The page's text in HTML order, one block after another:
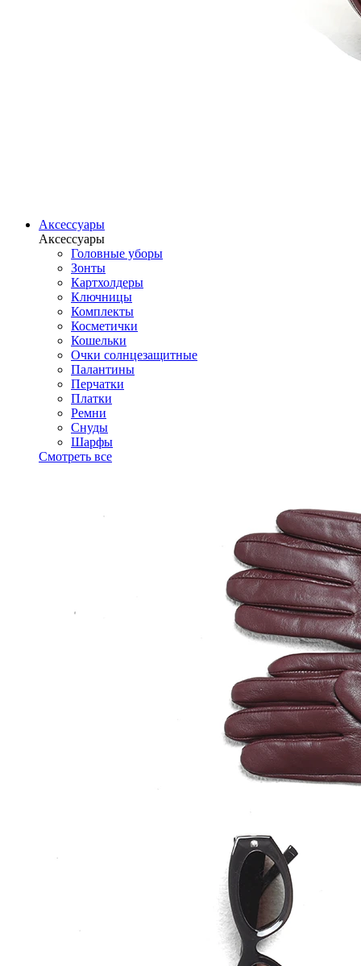
Аксессуары
Аксессуары
Головные уборы
Зонты
Картхолдеры
Ключницы
Комплекты
Косметички
Кошельки
Очки солнцезащитные
Палантины
Перчатки
Платки
Ремни
Снуды
Шарфы
Смотреть все